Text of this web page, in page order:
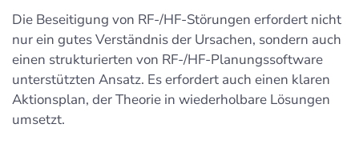
Die Beseitigung von RF-/HF-Störungen erfordert nicht
nur ein gutes Verständnis der Ursachen, sondern auch
einen strukturierten von RF-/HF-Planungssoftware
unterstützten Ansatz. Es erfordert auch einen klaren
Aktionsplan, der Theorie in wiederholbare Lösungen
umsetzt.